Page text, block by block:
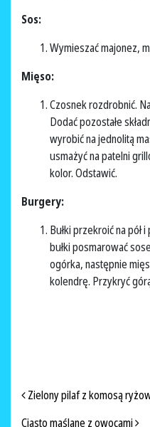
Sos:
Wymieszać majonez,
Mięso:
Czosnek rozdrobnić.
Dodać pozostałe
wyrobić na jednolitą
usmażyć na patelni
kolor. Odstawić.
Burgery:
Bułki przekroić na pół
bułki posmarować
ogórka, następnie
kolendrę. Przykryć
NAWIGACJA
Zielony pilaf z komosą
Ciasto maślane z owocami